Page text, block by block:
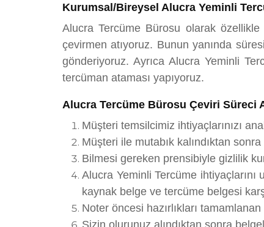
Kurumsal/Bireysel Alucra Yeminli
Alucra Tercüme Bürosu olarak
çevirmen atıyoruz. Bunun yanında
gönderiyoruz. Ayrıca Alucra Yeminli
tercüman ataması yapıyoruz.
Alucra Tercüme Bürosu Çeviri Süreci
Müşteri temsilcimiz ihtiyaçlarınızı
Müşteri ile mutabık kalındıktan
Bilmesi gereken prensibiyle gizlilik
Alucra Yeminli Tercüme
kaynak belge ve tercüme belgesi
Noter öncesi hazırlıkları
Sizin olurunuz alındıktan sonra